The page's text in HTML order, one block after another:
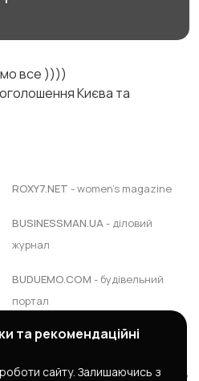
все ))))
Києва та
ROXY7.NET - women's magazine
BUSINESSMAN.UA- діловий
журнал
BUDUEMO.COM - будівельний
портал
конфіденційності
та рекомендаційні
сайту. Залишаючись з